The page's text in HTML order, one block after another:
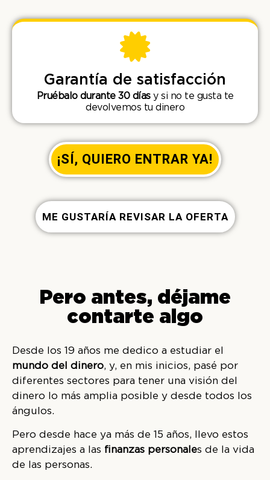
Garantía de satisfacción
Pruébalo durante 30 díasy si no te gusta te
devolvemos tu dinero
¡SÍ, QUIERO ENTRAR YA!
ME GUSTARÍA REVISAR LA OFERTA
Pero antes, déjame
contarte algo
Desde los 19 años me dedico a estudiar el
mundo del dinero, y, en mis inicios, pasé por
diferentes sectores para tener una visión del
dinero lo más amplia posible y desde todos los
ángulos.
Pero desde hace ya más de 15 años, llevo estos
aprendizajes a las finanzas personales de la vida
de las personas.